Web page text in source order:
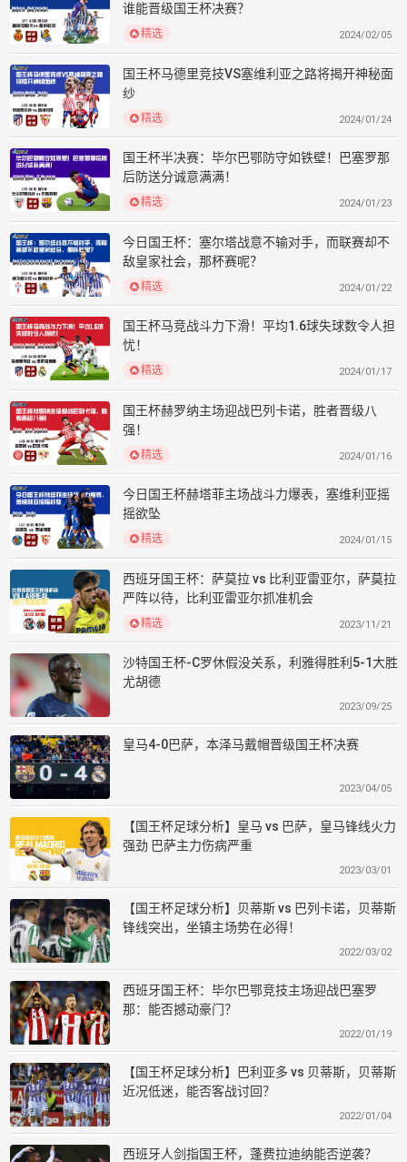
谁能晋级国王杯决赛？
精选 2024/02/05
国王杯马德里竞技VS塞维利亚之路将揭开神秘面
纱
精选 2024/01/24
国王杯半决赛：毕尔巴鄂防守如铁壁！巴塞罗那
后防送分诚意满满！
精选 2024/01/23
今日国王杯：塞尔塔战意不输对手，而联赛却不
敌皇家社会，那杯赛呢？
精选 2024/01/22
国王杯马竞战斗力下滑！平均1.6球失球数令人担
忧！
精选 2024/01/17
国王杯赫罗纳主场迎战巴列卡诺，胜者晋级八
强！
精选 2024/01/16
今日国王杯赫塔菲主场战斗力爆表，塞维利亚摇
摇欲坠
精选 2024/01/15
西班牙国王杯：萨莫拉 vs 比利亚雷亚尔，萨莫拉
严阵以待，比利亚雷亚尔抓准机会
精选 2023/11/21
沙特国王杯-C罗休假没关系，利雅得胜利5-1大胜
尤胡德
2023/09/25
皇马4-0巴萨，本泽马戴帽晋级国王杯决赛
2023/04/05
【国王杯足球分析】皇马 vs 巴萨，皇马锋线火力
强劲 巴萨主力伤病严重
2023/03/01
【国王杯足球分析】贝蒂斯 vs 巴列卡诺，贝蒂斯
锋线突出，坐镇主场势在必得！
2022/03/02
西班牙国王杯：毕尔巴鄂竞技主场迎战巴塞罗
那：能否撼动豪门？
2022/01/19
【国王杯足球分析】巴利亚多 vs 贝蒂斯，贝蒂斯
近况低迷，能否客战讨回？
2022/01/04
西班牙人剑指国王杯，蓬费拉迪纳能否逆袭？